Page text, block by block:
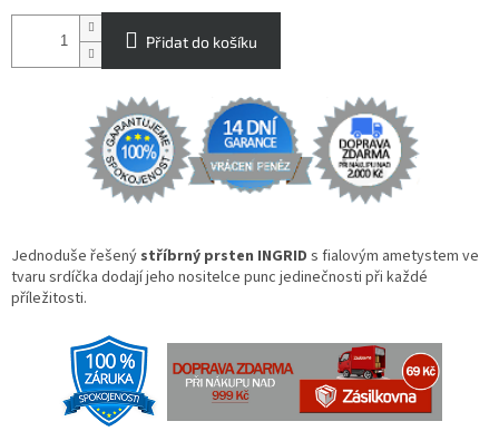
Přidat do košíku
Jednoduše řešený stříbrný prsten INGRID s fialovým ametystem ve
tvaru srdíčka dodají jeho nositelce punc jedinečnosti při každé
příležitosti.